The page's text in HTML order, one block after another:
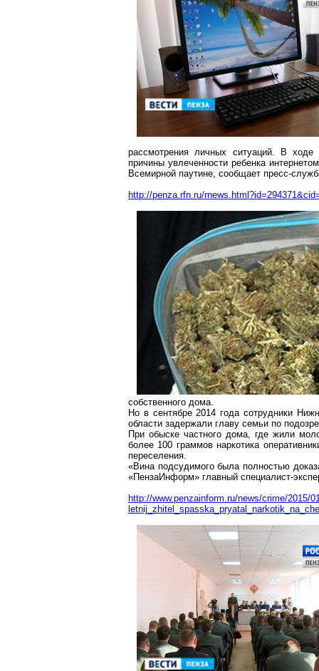
рассмотрения личных ситуаций. В ходе
причины увлеченности ребенка
Всемирной паутине, сообщает пресс-
http://penza.rfn.ru/
собственного дома.
Но в сентябре 2014 года сотрудники
области задержали главу семьи по
При обыске частного дома, где жили
более 100 граммовнаркотика
переселения.
«Вина подсудимого была полностью
«ПензаИнформ» главный специалист-
http://www.penzainform.ru/news/crime/2015/